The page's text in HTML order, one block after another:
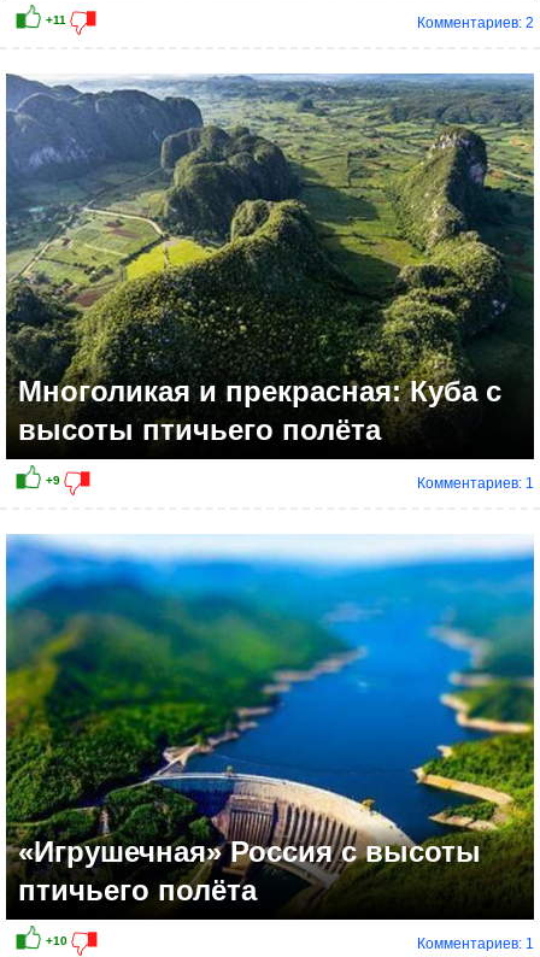
+7
Комментариев: 2
Многоликая и прекрасная: Куба с
высоты птичьего полёта
Комментариев: 1
«Игрушечная» Россия с высоты
птичьего полёта
Комментариев: 1